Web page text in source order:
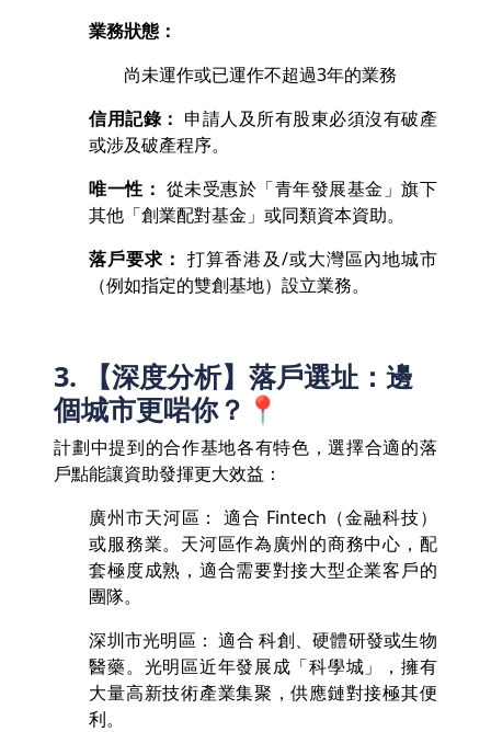
業務狀態：
尚未運作或已運作不超過3年的業務
信用記錄： 申請人及所有股東必須沒有破產
或涉及破產程序。
唯一性： 從未受惠於「青年發展基金」旗下
其他「創業配對基金」或同類資本資助。
落戶要求： 打算香港及/或大灣區內地城市
（例如指定的雙創基地）設立業務。
3. 【深度分析】落戶選址：邊
個城市更啱你？📍
計劃中提到的合作基地各有特色，選擇合適的落
戶點能讓資助發揮更大效益：
廣州市天河區： 適合 Fintech（金融科技）
或服務業。天河區作為廣州的商務中心，配
套極度成熟，適合需要對接大型企業客戶的
團隊。
深圳市光明區： 適合 科創、硬體研發或生物
醫藥。光明區近年發展成「科學城」，擁有
大量高新技術產業集聚，供應鏈對接極其便
利。